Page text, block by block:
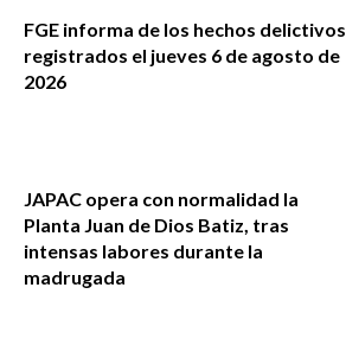
FGE informa de los hechos delictivos
registrados el jueves 6 de agosto de
2026
JAPAC opera con normalidad la
Planta Juan de Dios Batiz, tras
intensas labores durante la
madrugada